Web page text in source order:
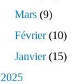
Mars (9)
Février(10)
Janvier(15)
2025